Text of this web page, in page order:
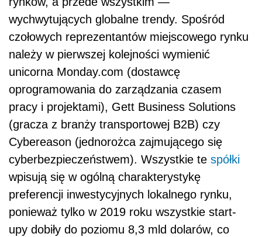
wychwytujących globalne trendy. Spośród
czołowych reprezentantów miejscowego rynku
należy w pierwszej kolejności wymienić
unicorna Monday.com (dostawcę
oprogramowania do zarządzania czasem
pracy i projektami), Gett Business Solutions
(gracza z branży transportowej B2B) czy
Cybereason (jednorożca zajmującego się
cyberbezpieczeństwem). Wszystkie te spółki
wpisują się w ogólną charakterystykę
preferencji inwestycyjnych lokalnego rynku,
ponieważ tylko w 2019 roku wszystkie start-
upy dobiły do poziomu 8,3 mld dolarów, co